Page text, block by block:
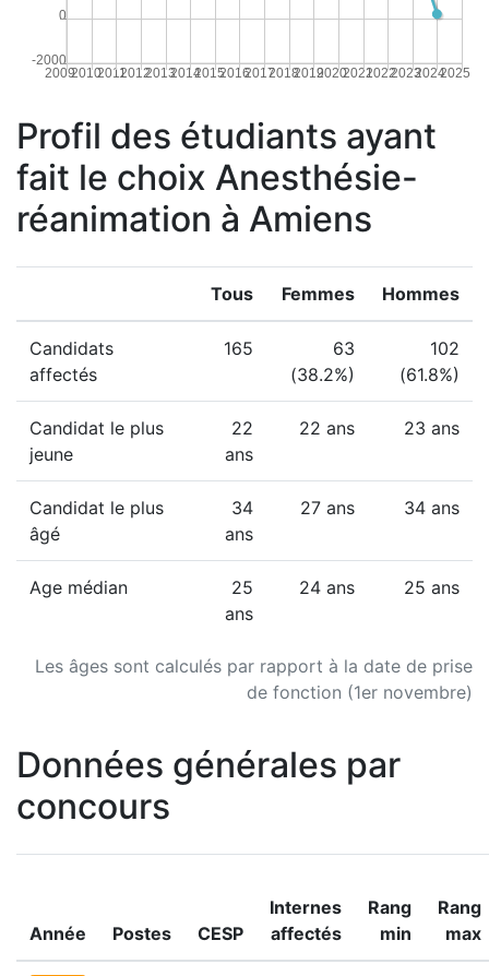
20092010201120122013201420152016201720182019202020212022202320242025
-2000
0
Profil des étudiants ayant
fait le choix Anesthésie-
réanimation à Amiens
Les âges sont calculés par rapport à la date de prise
de fonction (1er novembre)
Tous Femmes Hommes
Candidats
affectés
165
63
(38.2%)
102
(61.8%)
Candidat le plus
jeune
22
ans
22 ans 23 ans
Candidat le plus
âgé
34
ans
27 ans 34 ans
Age médian
25
ans
24 ans 25 ans
Données générales par
concours
Année Postes CESP
Internes
affectés
Rang
min
Rang
max